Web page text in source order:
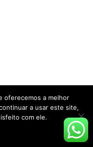
oferecemos a melhor
a usar este site,
com ele.